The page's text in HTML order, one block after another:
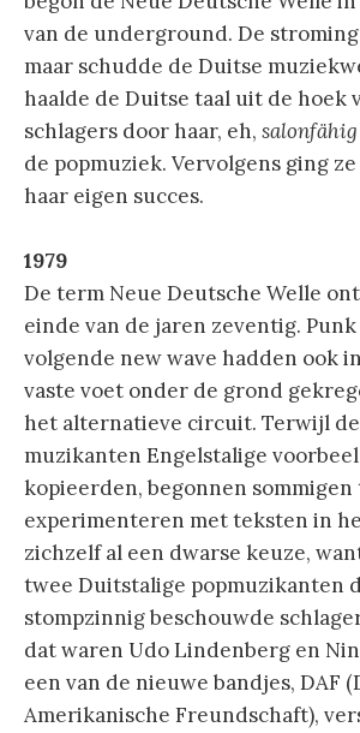
van de underground. De
maar schudde de Duitse
haalde de Duitse taal uit de hoek
schlagers door haar, eh, salonfähig
de popmuziek. Vervolgens ging
haar eigen succes.
1979
De term Neue Deutsche Welle
einde van de jaren zeventig.
volgende new wave hadden ook
vaste voet onder de grond
het alternatieve circuit. Terwijl
muzikanten Engelstalige
kopieerden, begonnen sommigen
experimenteren met teksten in
zichzelf al een dwarse keuze,
twee Duitstalige popmuzikanten
stompzinnig beschouwde
dat waren Udo Lindenberg en
een van de nieuwe bandjes, DAF
Amerikanische Freundschaft),